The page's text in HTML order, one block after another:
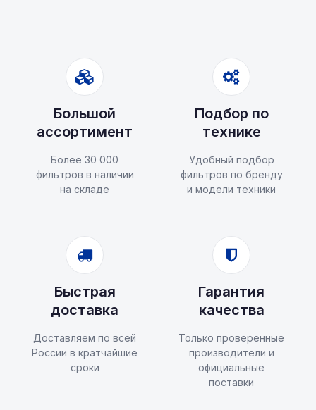
Большой
ассортимент
Более 30 000
фильтров в наличии
на складе
Подбор по
технике
Удобный подбор
фильтров по бренду
и модели техники
Быстрая
доставка
Доставляем по всей
России в кратчайшие
сроки
Гарантия
качества
Только проверенные
производители и
официальные
поставки